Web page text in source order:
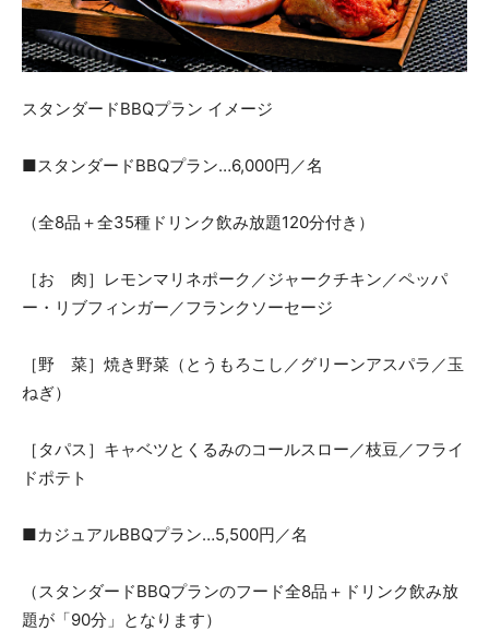
スタンダードBBQプラン イメージ
■スタンダードBBQプラン…6,000円／名
（全8品＋全35種ドリンク飲み放題120分付き）
［お 肉］レモンマリネポーク／ジャークチキン／ペッパ
ー・リブフィンガー／フランクソーセージ
［野 菜］焼き野菜（とうもろこし／グリーンアスパラ／玉
ねぎ）
［タパス］キャベツとくるみのコールスロー／枝豆／フライ
ドポテト
■カジュアルBBQプラン…5,500円／名
（スタンダードBBQプランのフード全8品＋ドリンク飲み放
題が「90分」となります）